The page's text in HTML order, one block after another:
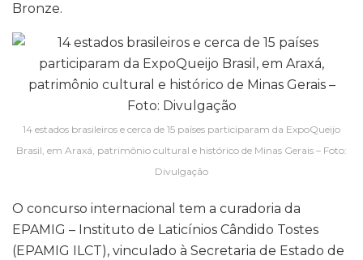
Bronze.
14 estados brasileiros e cerca de 15 países participaram da ExpoQueijo
Brasil, em Araxá, patrimônio cultural e histórico de Minas Gerais – Foto:
Divulgação
O concurso internacional tem a curadoria da
EPAMIG – Instituto de Laticínios Cândido Tostes
(EPAMIG ILCT), vinculado à Secretaria de Estado de